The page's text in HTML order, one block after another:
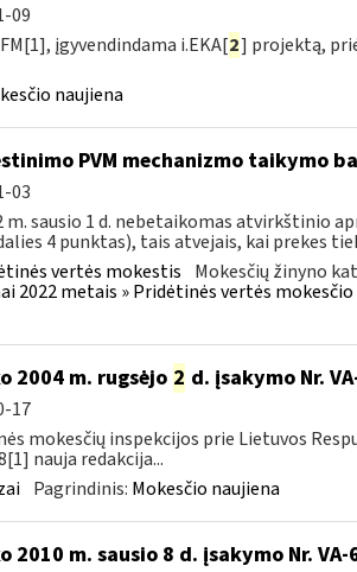
09
įgyvendindama i.EKA[2] projektą,
naujiena
PVM mechanizmo taikymo
03
sausio 1 d. nebetaikomas atvirkštinio
4 punktas), tais atvejais, kai prekes
vertės mokestis Mokesčių žinyno
2022 metais » Pridėtinės vertės
2004 m. rugsėjo 2 d. įsakymo Nr.
17
mokesčių inspekcijos prie Lietuvos
nauja redakcija...
Pagrindinis: Mokesčio naujiena
2010 m. sausio 8 d. įsakymo Nr.